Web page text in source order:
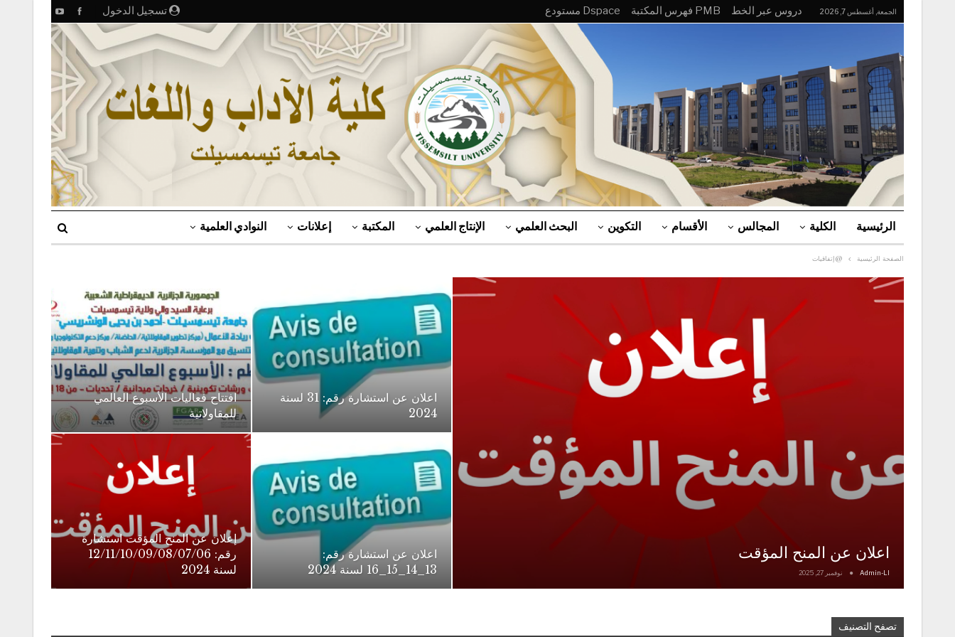
تسجيل الدخول الجمعة, أغسطس 7, 2026 دروس عبر الخط PMB فهرس المكتبة Dspace مستودع
الرئيسية الكلية المجالس الأقسام التكوين البحث العلمي الإنتاج العلمي المكتبة إعلانات النوادي العلمية
الصفحة الرئيسية @إتفاقيات
اعلان عن المنح المؤقت
Admin-Ll نوفمبر 27, 2025
اعلان عن استشارة رقم: 31 لسنة
2024
افتتاح فعاليات الأسبوع العالمي
للمقاولاتية
اعلان عن استشارة رقم:
13_14_15_16 لسنة 2024
إعلان عن المنح المؤقت استشارة
رقم: 12/11/10/09/08/07/06
لسنة 2024
تصفح التصنيف